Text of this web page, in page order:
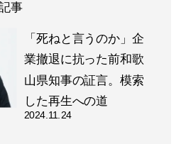
事
「死ねと言うのか」企
業撤退に抗った前和歌
山県知事の証言。模索
した再生への道
2024.11.24